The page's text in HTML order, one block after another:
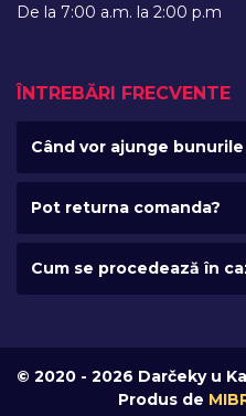
De la 7:00 a.m. la 2:00 p.m
ÎNTREBĂRI FRECVENTE
Când vor ajunge
Pot returna comanda?
Cum se procedează în
© 2020 - 2026 Darčeky u
Produs de